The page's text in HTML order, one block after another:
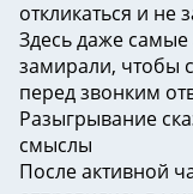
откликаться и не
Здесь даже самые
замирали, чтобы
перед звонким
Разыгрывание
смыслы
После активной